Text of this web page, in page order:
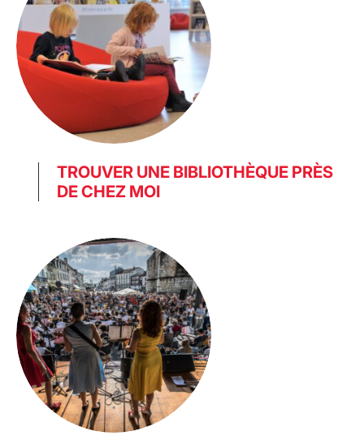
TROUVER UNE BIBLIOTHÈQUE PRÈS
DE CHEZ MOI